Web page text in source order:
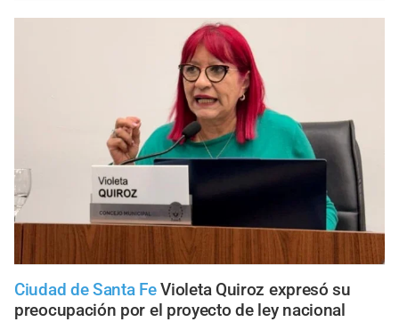
Ciudad de Santa Fe Violeta Quiroz expresó su
preocupación por el proyecto de ley nacional